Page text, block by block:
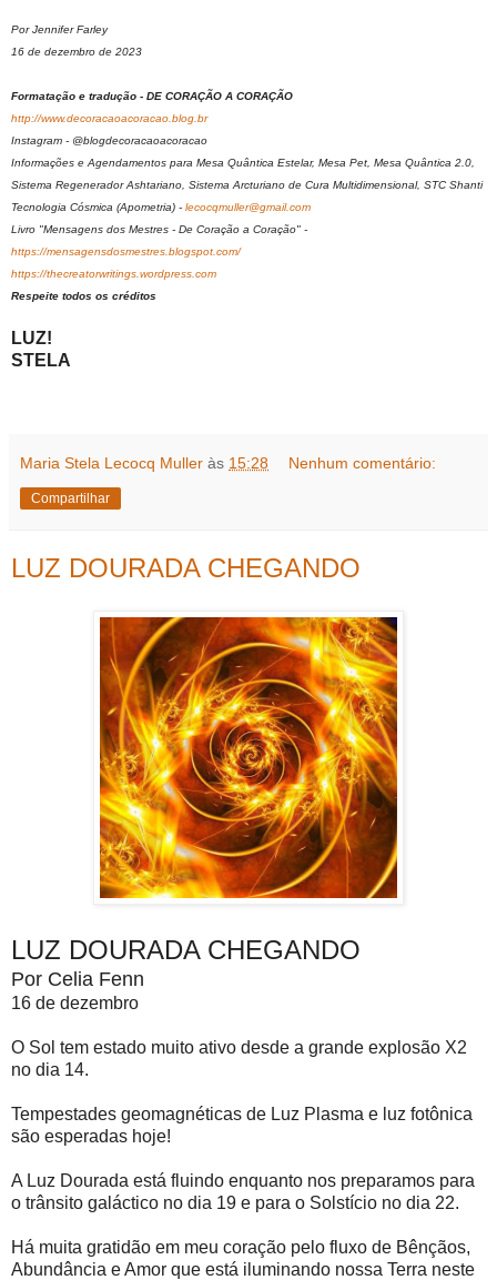
Por Jennifer Farley
16 de dezembro de 2023
Formatação e tradução - DE CORAÇÃO A CORAÇÃO
http://www.decoracaoacoracao.blog.br
Instagram - @blogdecoracaoacoracao
Informações e Agendamentos para Mesa Quântica Estelar, Mesa Pet, Mesa Quântica 2.0,
Sistema Regenerador Ashtariano, Sistema Arcturiano de Cura Multidimensional, STC Shanti
Tecnologia Cósmica (Apometria) - lecocqmuller@gmail.com
Livro "Mensagens dos Mestres - De Coração a Coração" -
https://mensagensdosmestres.blogspot.com/
https://thecreatorwritings.wordpress.com
Respeite todos os créditos
LUZ!
STELA
Maria Stela Lecocq Muller às 15:28 Nenhum comentário:
Compartilhar
LUZ DOURADA CHEGANDO
LUZ DOURADA CHEGANDO
Por Celia Fenn
16 de dezembro
O Sol tem estado muito ativo desde a grande explosão X2
no dia 14.
Tempestades geomagnéticas de Luz Plasma e luz fotônica
são esperadas hoje!
A Luz Dourada está fluindo enquanto nos preparamos para
o trânsito galáctico no dia 19 e para o Solstício no dia 22.
Há muita gratidão em meu coração pelo fluxo de Bênçãos,
Abundância e Amor que está iluminando nossa Terra neste